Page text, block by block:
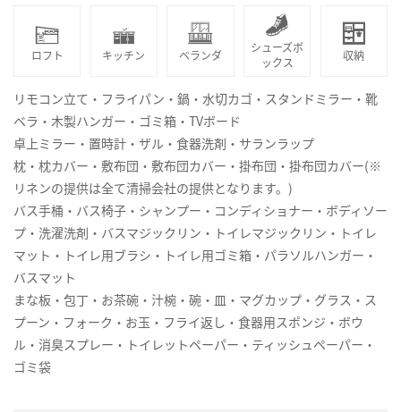
ロフト キッチン ベランダ
シューズボ
ックス
収納
リモコン立て・フライパン・鍋・水切カゴ・スタンドミラー・靴
ベラ・木製ハンガー・ゴミ箱・TVボード
卓上ミラー・置時計・ザル・食器洗剤・サランラップ
枕・枕カバー・敷布団・敷布団カバー・掛布団・掛布団カバー(※
リネンの提供は全て清掃会社の提供となります。)
バス手桶・バス椅子・シャンプー・コンディショナー・ボディソー
プ・洗濯洗剤・バスマジックリン・トイレマジックリン・トイレ
マット・トイレ用ブラシ・トイレ用ゴミ箱・パラソルハンガー・
バスマット
まな板・包丁・お茶碗・汁椀・碗・皿・マグカップ・グラス・ス
プーン・フォーク・お玉・フライ返し・食器用スポンジ・ボウ
ル・消臭スプレー・トイレットペーパー・ティッシュペーパー・
ゴミ袋